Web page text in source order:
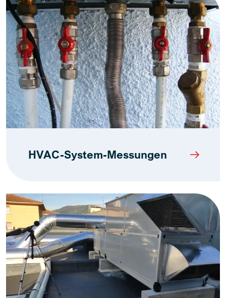
HVAC-System-Messungen